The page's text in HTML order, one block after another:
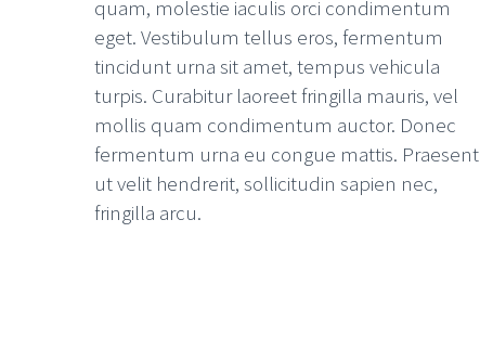
quam, molestie iaculis orci condimentum
eget. Vestibulum tellus eros, fermentum
tincidunt urna sit amet, tempus vehicula
turpis. Curabitur laoreet fringilla mauris, vel
mollis quam condimentum auctor. Donec
fermentum urna eu congue mattis. Praesent
ut velit hendrerit, sollicitudin sapien nec,
fringilla arcu.